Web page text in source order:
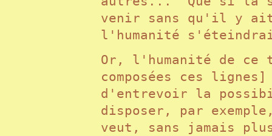
venir sans qu'il y
l'humanité
Or, l'humanité de ce
composées ces lignes]
d'entrevoir la
disposer, par
veut, sans jamais